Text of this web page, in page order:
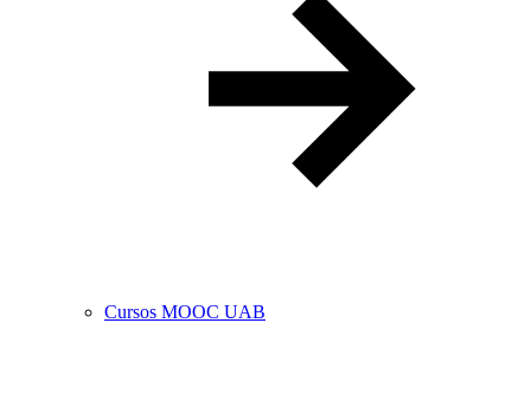
Cursos MOOC UAB